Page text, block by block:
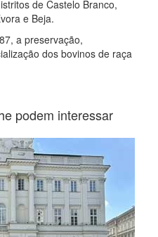
de Castelo Branco,
e Beja.
a preservação,
dos bovinos de raça
podem interessar